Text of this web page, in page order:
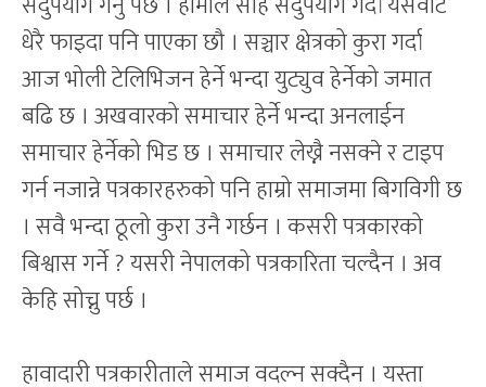
धेरै फाइदा पनि पाएका छौ । सञ्चार क्षेत्रको कुरा गर्दा
आज भोली टेलिभिजन हेर्ने भन्दा युट्युव हेर्नेको जमात
बढि छ । अखवारको समाचार हेर्ने भन्दा अनलाईन
समाचार हेर्नेको भिड छ । समाचार लेख्नै नसक्ने र टाइप
गर्न नजान्ने पत्रकारहरुको पनि हाम्रो समाजमा बिगविगी छ
। सवै भन्दा ठूलो कुरा उनै गर्छन । कसरी पत्रकारको
बिश्वास गर्ने ? यसरी नेपालको पत्रकारिता चल्दैन । अव
केहि सोच्नु पर्छ ।
हावादारी पत्रकारीताले समाज वदल्न सक्दैन । यस्ता